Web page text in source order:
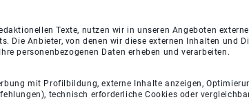
Texte, nutzen wir in unseren Angeboten
Die Anbieter, von denen wir diese externen Inhalten und
personenbezogenen Daten erheben und verarbeiten.
mit Profilbildung, externe Inhalte anzeigen,
technisch erforderliche Cookies oder